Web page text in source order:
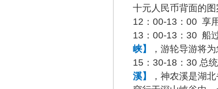
十元人民币背面的
12：00-13：00 享
13：00-13：30 船
峡】
，游轮导游将
15：30-18：30 总
溪】
，神农溪是湖